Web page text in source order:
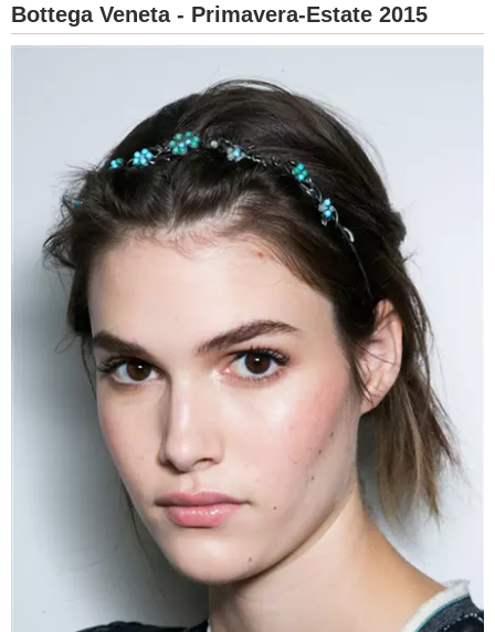
Bottega Veneta - Primavera-Estate 2015